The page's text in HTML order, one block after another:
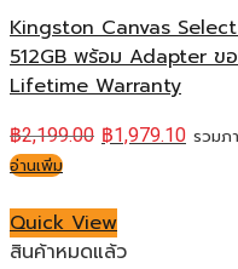
Kingston Canvas
512GB พร้อม Adapter ข
Lifetime Warranty
฿2,199.00 ฿1,979.10 รวมภ
อ่านเพิ่ม
Quick View
สินค้าหมดแล้ว